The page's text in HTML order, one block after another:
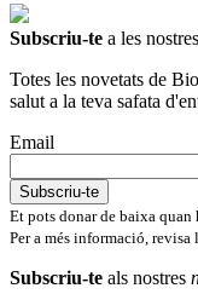
Subscriu-te a les
Totes les novetats de
salut a la teva safata
Email
Et pots donar de baixa quan
Per a més informació, revisa
Subscriu-te als nostres